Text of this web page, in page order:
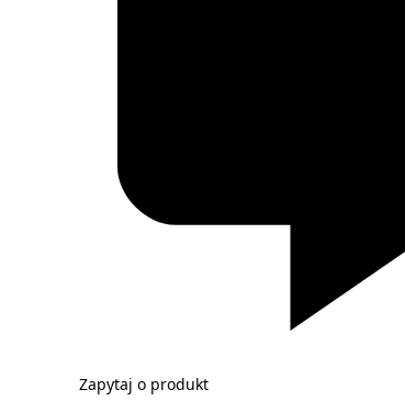
Zapytaj o produkt